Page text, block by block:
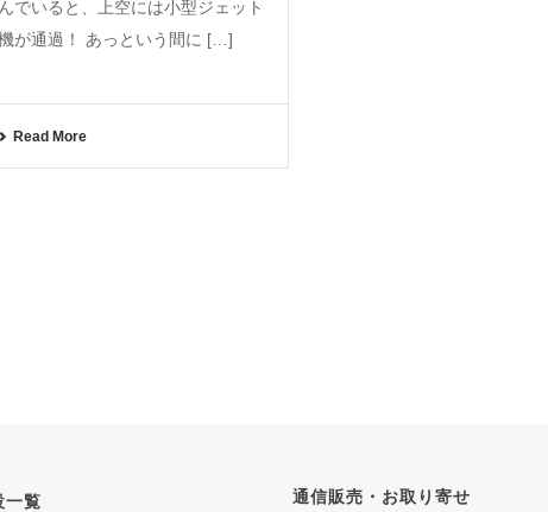
んでいると、上空には小型ジェット
が通過！ あっという間に […]
Read More
一覧 通信販売・お取り寄せ